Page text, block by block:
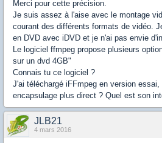
Merci pour cette précision.
Je suis assez à l'aise avec le montage
courant des différents formats de vidéo.
en DVD avec iDVD et je n'ai pas envie
Le logiciel ffmpeg propose plusieurs
sur un dvd 4GB"
Connais tu ce logiciel ?
J'ai téléchargé iFFmpeg en version
encapsulage plus direct ? Quel est son
JLB21
4 mars 2016